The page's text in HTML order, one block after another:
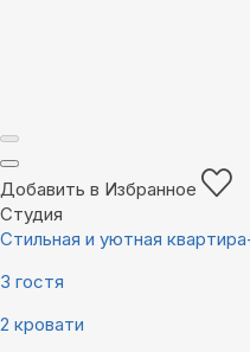
Добавить в Избранное
Студия
Стильная и уютная
3 гостя
2 кровати